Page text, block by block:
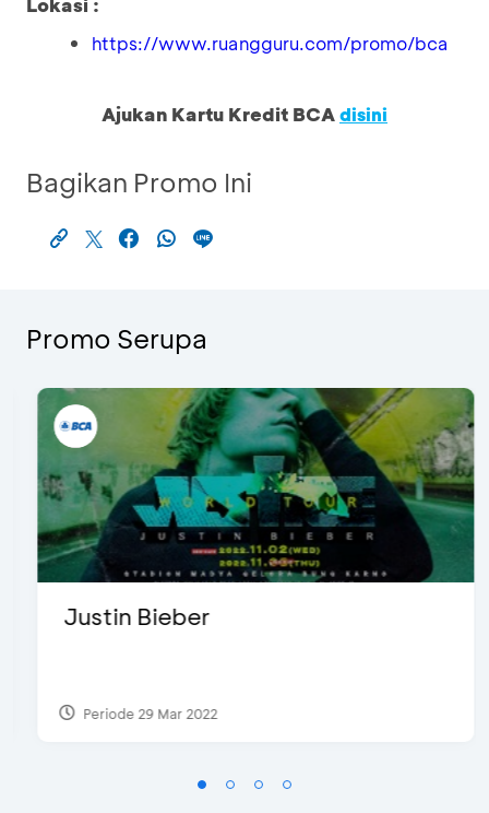
https://www.ruangguru.com/promo/bca
Ajukan Kartu Kredit BCAdisini
Bagikan Promo Ini
Promo Serupa
Justin Bieber
Periode 29 Mar 2022